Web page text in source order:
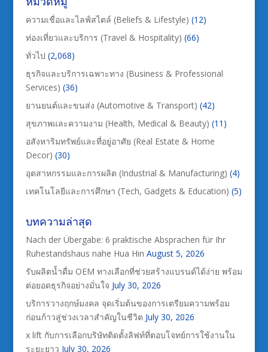
ความเชื่อและไลฟ์สไตล์ (Beliefs & Lifestyle) (12)
ท่องเที่ยวและบริการ (Travel & Hospitality) (66)
ทั่วไป (2,068)
ธุรกิจและบริการเฉพาะทาง (Business & Professional
Services) (36)
ยานยนต์และขนส่ง (Automotive & Transport) (42)
สุขภาพและความงาม (Health, Medical & Beauty) (11)
อสังหาริมทรัพย์และที่อยู่อาศัย (Real Estate & Home
Decor) (30)
อุตสาหกรรมและการผลิต (Industrial & Manufacturing) (4)
เทคโนโลยีและการศึกษา (Tech, Gadgets & Education) (5)
บทความล่าสุด
Nach der Übergabe: 6 praktische Absprachen für Ihr
Ruhestandshaus nahe Hua Hin August 5, 2026
รับผลิตน้ำดื่ม OEM ทางเลือกที่ช่วยสร้างแบรนด์ได้ง่าย พร้อม
ต่อยอดธุรกิจอย่างมั่นใจ July 30, 2026
บริการวางฤกษ์มงคล จุดเริ่มต้นของการเตรียมความพร้อม
ก่อนก้าวสู่ช่วงเวลาสำคัญในชีวิต July 30, 2026
x lift กับการเลือกบริษัทติดตั้งลิฟท์ที่ตอบโจทย์การใช้งานใน
ระยะยาว July 30, 2026